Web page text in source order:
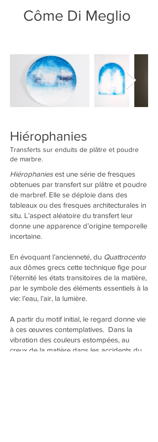
Côme Di Meglio
Hiérophanies
Transferts sur enduits de plâtre et poudre
de marbre.
Hiérophaniesest une série de fresques
obtenues par transfert sur plâtre et poudre
de marbref. Elle se déploie dans des
tableaux ou des fresques architecturales in
situ. L’aspect aléatoire du transfert leur
donne une apparence d’origine temporelle
incertaine.
En évoquant l’ancienneté, du Quattrocento
aux dômes grecs cette technique fige pour
l’éternité les états transitoires de la matière,
par le symbole des éléments essentiels à la
vie: l’eau, l’air, la lumière.
A partir du motif initial, le regard donne vie
à ces œuvres contemplatives. Dans la
vibration des couleurs estompées, au
creux de la matière dans les accidents du